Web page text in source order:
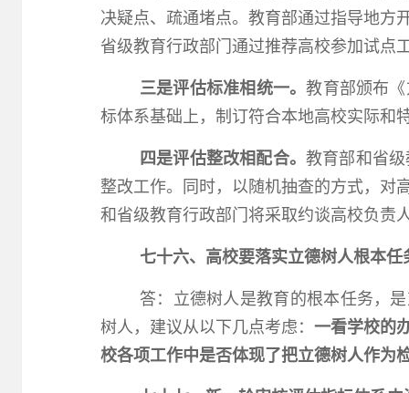
决疑点、疏通堵点。教育部通过指导地方
省级教育行政部门通过推荐高校参加试点
三是评估标准相统一。教育部颁布
标体系基础上，制订符合本地高校实际
四是评估整改相配合。 教育部和省
整改工作。同时，以随机抽查的方式，对
和省级教育行政部门将采取约谈高校负责
七十六、高校要落实立德树人根本
答：立德树人是教育的根本任务，
树人，建议从以下几点考虑： 一看学校的
校各项工作中是否体现了把立德树人作为